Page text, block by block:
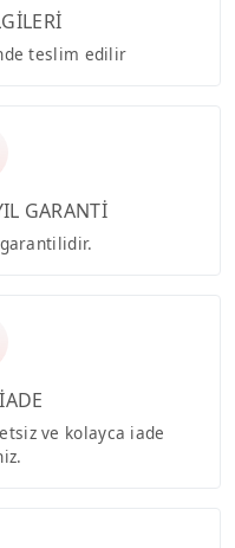
teslim edilir
GARANTİ
ve kolayca iade